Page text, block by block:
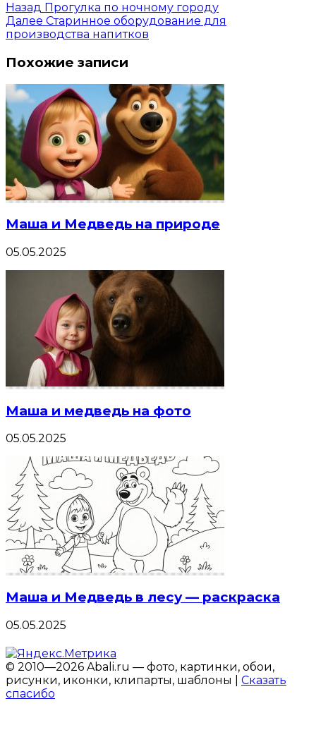
Назад Прогулка по ночному городу
Далее Старинное оборудование для
производства напитков
Похожие записи
Маша и Медведь на природе
05.05.2025
Маша и медведь на фото
05.05.2025
Маша и Медведь в лесу — раскраска
05.05.2025
© 2010—2026 Abali.ru — фото, картинки, обои,
рисунки, иконки, клипарты, шаблоны | Сказать
спасибо